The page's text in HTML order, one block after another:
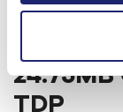
Intel
24.75MB
TDP